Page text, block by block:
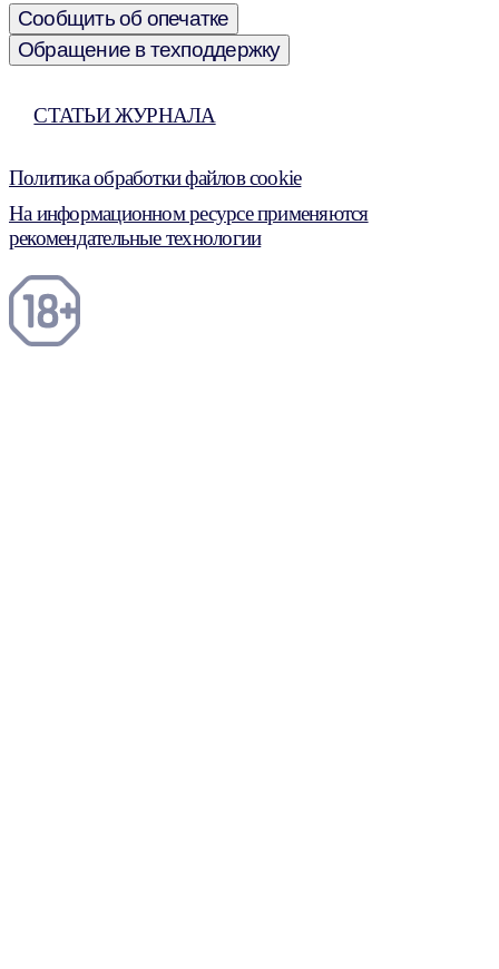
Сообщить об опечатке
Обращение в техподдержку
СТАТЬИ ЖУРНАЛА
Политика обработки файлов cookie
На информационном ресурсе применяются
рекомендательные технологии